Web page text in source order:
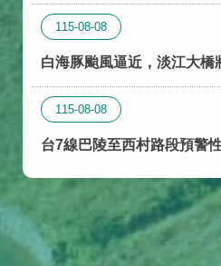
115-08-08
白海豚颱風逼近，淡江大橋
道及機車道(行動報)
115-08-08
台7線巴陵至西村路段預警